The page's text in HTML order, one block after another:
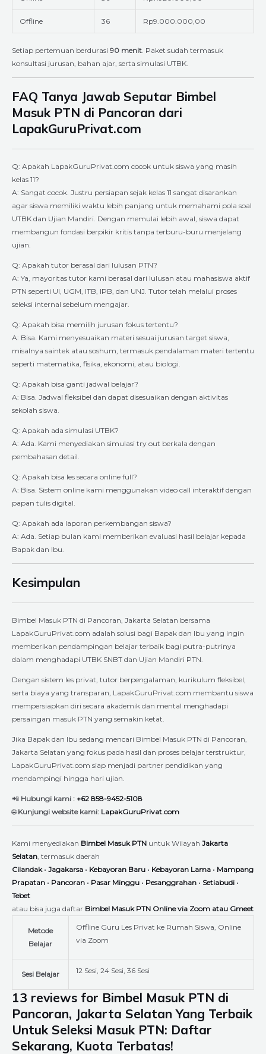
Offline 36 Rp9.000.000,00
Setiap pertemuan berdurasi 90 menit . Paket sudah termasuk
konsultasi jurusan, bahan ajar, serta simulasi UTBK.
FAQ Tanya Jawab Seputar Bimbel
Masuk PTN di Pancoran dari
LapakGuruPrivat.com
Q: Apakah LapakGuruPrivat.com cocok untuk siswa yang masih
kelas 11?
A: Sangat cocok. Justru persiapan sejak kelas 11 sangat disarankan
agar siswa memiliki waktu lebih panjang untuk memahami pola soal
UTBK dan Ujian Mandiri. Dengan memulai lebih awal, siswa dapat
membangun fondasi berpikir kritis tanpa terburu-buru menjelang
ujian.
Q: Apakah tutor berasal dari lulusan PTN?
A: Ya, mayoritas tutor kami berasal dari lulusan atau mahasiswa aktif
PTN seperti UI, UGM, ITB, IPB, dan UNJ. Tutor telah melalui proses
seleksi internal sebelum mengajar.
Q: Apakah bisa memilih jurusan fokus tertentu?
A: Bisa. Kami menyesuaikan materi sesuai jurusan target siswa,
misalnya saintek atau soshum, termasuk pendalaman materi tertentu
seperti matematika, fisika, ekonomi, atau biologi.
Q: Apakah bisa ganti jadwal belajar?
A: Bisa. Jadwal fleksibel dan dapat disesuaikan dengan aktivitas
sekolah siswa.
Q: Apakah ada simulasi UTBK?
A: Ada. Kami menyediakan simulasi try out berkala dengan
pembahasan detail.
Q: Apakah bisa les secara online full?
A: Bisa. Sistem online kami menggunakan video call interaktif dengan
papan tulis digital.
Q: Apakah ada laporan perkembangan siswa?
A: Ada. Setiap bulan kami memberikan evaluasi hasil belajar kepada
Bapak dan Ibu.
Kesimpulan
Bimbel Masuk PTN di Pancoran, Jakarta Selatan bersama
LapakGuruPrivat.com adalah solusi bagi Bapak dan Ibu yang ingin
memberikan pendampingan belajar terbaik bagi putra-putrinya
dalam menghadapi UTBK SNBT dan Ujian Mandiri PTN.
Dengan sistem les privat, tutor berpengalaman, kurikulum fleksibel,
serta biaya yang transparan, LapakGuruPrivat.com membantu siswa
mempersiapkan diri secara akademik dan mental menghadapi
persaingan masuk PTN yang semakin ketat.
Jika Bapak dan Ibu sedang mencari Bimbel Masuk PTN di Pancoran,
Jakarta Selatan yang fokus pada hasil dan proses belajar terstruktur,
LapakGuruPrivat.com siap menjadi partner pendidikan yang
mendampingi hingga hari ujian.
📲 Hubungi kami : +62 858-9452-5108
🌐Kunjungi website kami: LapakGuruPrivat.com
Kami menyediakan Bimbel Masuk PTN untuk Wilayah Jakarta
Selatan , termasuk daerah
Cilandak• Jagakarsa • Kebayoran Baru • Kebayoran Lama • Mampang
Prapatan • Pancoran • Pasar Minggu • Pesanggrahan • Setiabudi •
Tebet
atau bisa juga daftar Bimbel Masuk PTN Online via Zoom atau Gmeet
Metode
Belajar
Offline Guru Les Privat ke Rumah Siswa, Online
via Zoom
Sesi Belajar 12 Sesi, 24 Sesi, 36 Sesi
13 reviews for Bimbel Masuk PTN di
Pancoran, Jakarta Selatan Yang Terbaik
Untuk Seleksi Masuk PTN: Daftar
Sekarang, Kuota Terbatas!